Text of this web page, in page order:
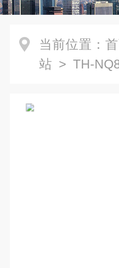
当前位置：
站 > TH-